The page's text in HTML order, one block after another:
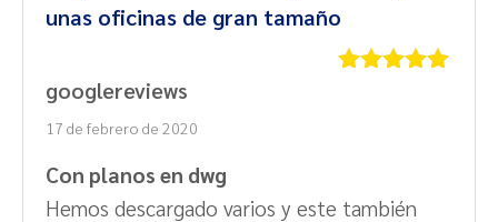
unas oficinas de gran tamaño
googlereviews
17 de febrero de 2020
Con planos en dwg
Hemos descargado varios y este también